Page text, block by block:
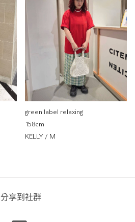
很透明
green label relaxing
158cm
KELLY / M
分享到社群